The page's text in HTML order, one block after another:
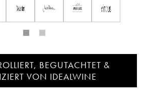
BEGUTACHTET &
VON IDEALWINE